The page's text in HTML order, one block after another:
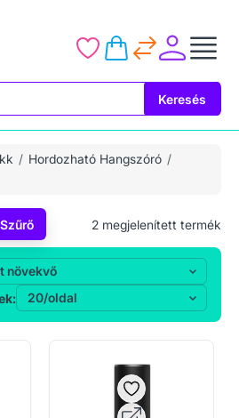
Keresés
Hordozható Hangszóró
Szűrő 2 megjelenített termék